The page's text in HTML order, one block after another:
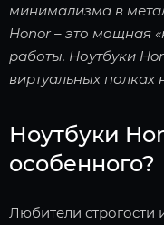
минимализма в
Honor – это мощная
работы. Ноутбуки
виртуальных полках
Ноутбуки
особенного?
Любители строгости